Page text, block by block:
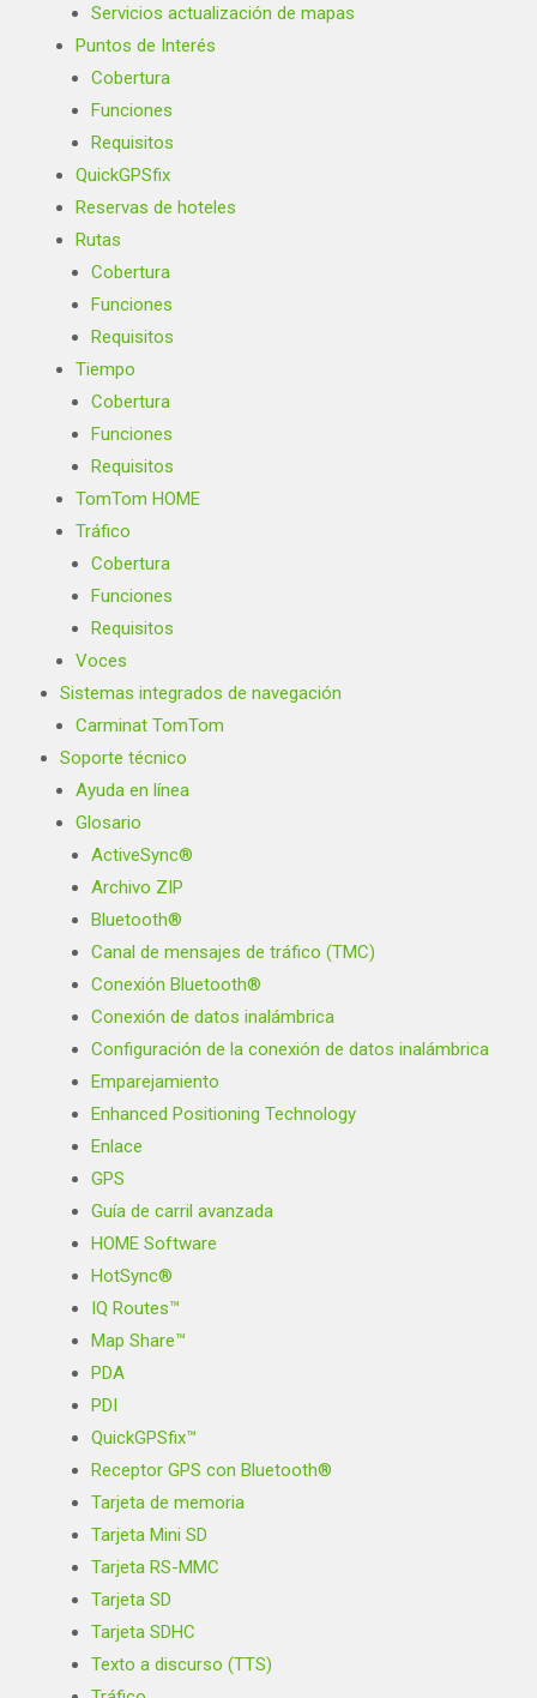
Servicios actualización de mapas
Puntos de Interés
Cobertura
Funciones
Requisitos
QuickGPSfix
Reservas de hoteles
Rutas
Cobertura
Funciones
Requisitos
Tiempo
Cobertura
Funciones
Requisitos
TomTom HOME
Tráfico
Cobertura
Funciones
Requisitos
Voces
Sistemas integrados de navegación
Carminat TomTom
Soporte técnico
Ayuda en línea
Glosario
ActiveSync®
Archivo ZIP
Bluetooth®
Canal de mensajes de tráfico (TMC)
Conexión Bluetooth®
Conexión de datos inalámbrica
Configuración de la conexión de datos inalámbrica
Emparejamiento
Enhanced Positioning Technology
Enlace
GPS
Guía de carril avanzada
HOME Software
HotSync®
IQ Routes™
Map Share™
PDA
PDI
QuickGPSfix™
Receptor GPS con Bluetooth®
Tarjeta de memoria
Tarjeta Mini SD
Tarjeta RS-MMC
Tarjeta SD
Tarjeta SDHC
Texto a discurso (TTS)